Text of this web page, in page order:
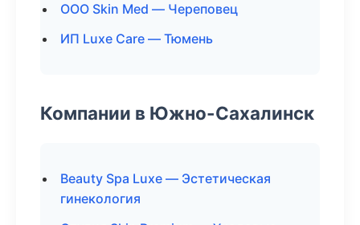
ООО Skin Med — Череповец
ИП Luxe Care — Тюмень
Компании в Южно-Сахалинск
Beauty Spa Luxe — Эстетическая
гинекология